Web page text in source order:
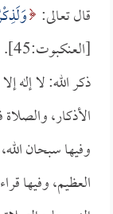
قال تعالى:
[العنكبوت:45].
ذكر الله: لا إله
الأذكار،
وفيها سبحان
العظيم، وفيها